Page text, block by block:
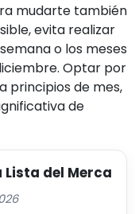
mudarte también
evita realizar
o los meses
Optar por
principios de mes,
de
Lista del Merca